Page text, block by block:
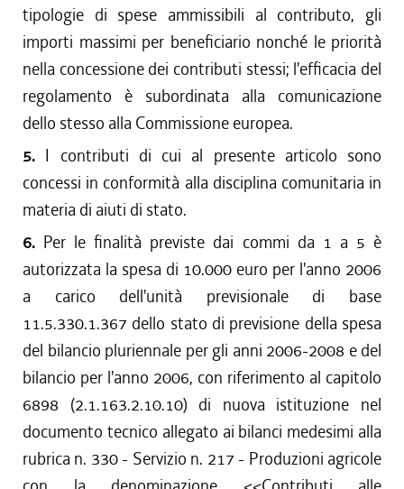
tipologie di spese ammissibili al contributo, gli
importi massimi per beneficiario nonché le priorità
nella concessione dei contributi stessi; l'efficacia del
regolamento è subordinata alla comunicazione
dello stesso alla Commissione europea.
5. I contributi di cui al presente articolo sono
concessi in conformità alla disciplina comunitaria in
materia di aiuti di stato.
6. Per le finalità previste dai commi da 1 a 5 è
autorizzata la spesa di 10.000 euro per l'anno 2006
a carico dell'unità previsionale di base
11.5.330.1.367 dello stato di previsione della spesa
del bilancio pluriennale per gli anni 2006-2008 e del
bilancio per l'anno 2006, con riferimento al capitolo
6898 (2.1.163.2.10.10) di nuova istituzione nel
documento tecnico allegato ai bilanci medesimi alla
rubrica n. 330 - Servizio n. 217 - Produzioni agricole